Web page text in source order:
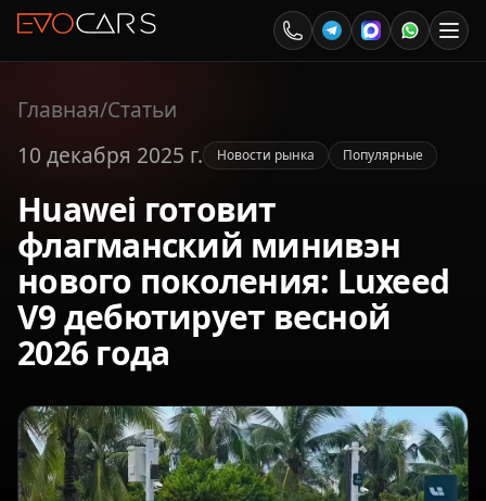
Главная/Статьи
10 декабря 2025 г.
Новости рынка Популярные
Huawei готовит
флагманский минивэн
нового поколения: Luxeed
V9 дебютирует весной
2026 года